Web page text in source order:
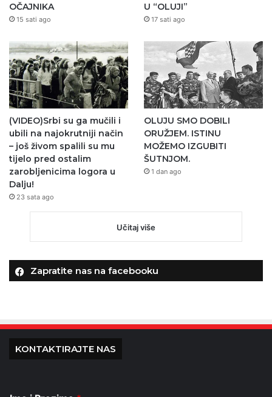
OČAJNIKA
15 sati ago
U “OLUJI”
17 sati ago
(VIDEO)Srbi su ga mučili i
ubili na najokrutniji način
– još živom spalili su mu
tijelo pred ostalim
zarobljenicima logora u
Dalju!
23 sata ago
OLUJU SMO DOBILI
ORUŽJEM. ISTINU
MOŽEMO IZGUBITI
ŠUTNJOM.
1 dan ago
Učitaj više
Zapratite nas na facebooku
KONTAKTIRAJTE NAS